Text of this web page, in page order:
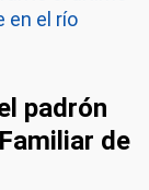
en el río
padrón
de